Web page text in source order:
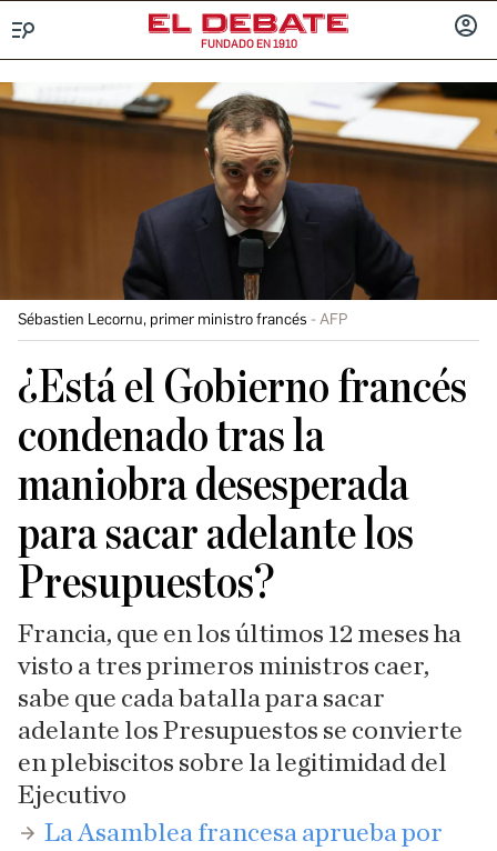
FUNDADO EN 1910
Sébastien Lecornu, primer ministro francés AFP
¿Está el Gobierno francés
condenado tras la
maniobra desesperada
para sacar adelante los
Presupuestos?
Francia, que en los últimos 12 meses ha
visto a tres primeros ministros caer,
sabe que cada batalla para sacar
adelante los Presupuestos se convierte
en plebiscitos sobre la legitimidad del
Ejecutivo
​La Asamblea francesa aprueba por